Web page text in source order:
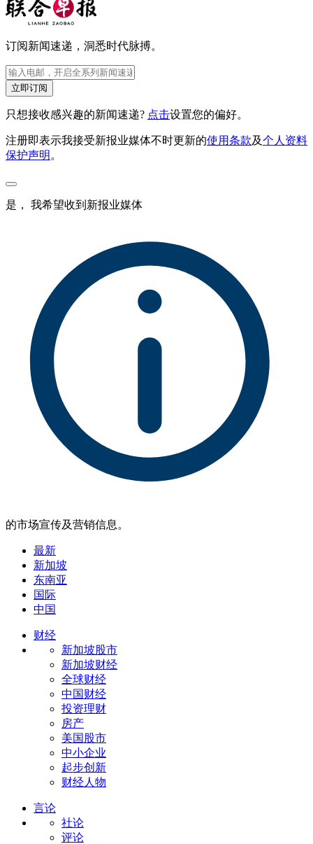
订阅新闻速递，洞悉时代脉搏。
立即订阅
只想接收感兴趣的新闻速递? 点击设置您的偏好。
注册即表示我接受新报业媒体不时更新的使用条款及个人资料
保护声明 。
是， 我希望收到新报业媒体
的市场宣传及营销信息。
最新
新加坡
东南亚
国际
中国
财经
新加坡股市
新加坡财经
全球财经
中国财经
投资理财
房产
美国股市
中小企业
起步创新
财经人物
言论
社论
评论